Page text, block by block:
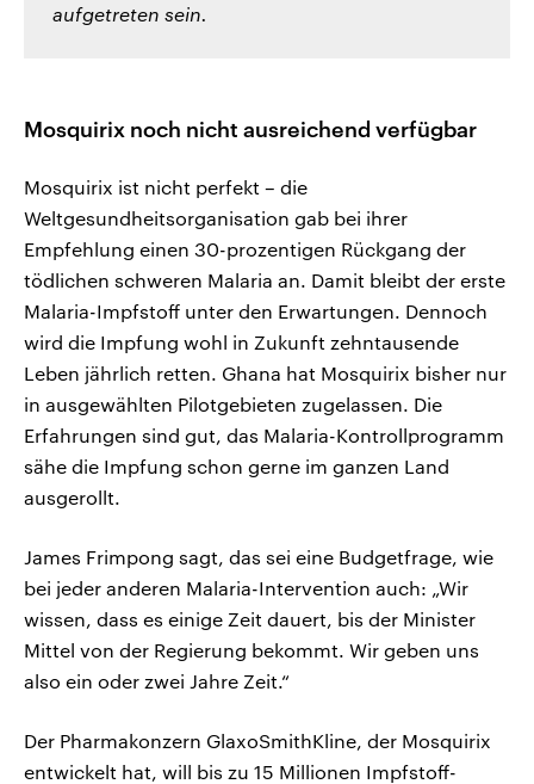
aufgetreten sein.
Mosquirix noch nicht ausreichend verfügbar
Mosquirix ist nicht perfekt – die
Weltgesundheitsorganisation gab bei ihrer
Empfehlung einen 30-prozentigen Rückgang der
tödlichen schweren Malaria an. Damit bleibt der erste
Malaria-Impfstoff unter den Erwartungen. Dennoch
wird die Impfung wohl in Zukunft zehntausende
Leben jährlich retten. Ghana hat Mosquirix bisher nur
in ausgewählten Pilotgebieten zugelassen. Die
Erfahrungen sind gut, das Malaria-Kontrollprogramm
sähe die Impfung schon gerne im ganzen Land
ausgerollt.
James Frimpong sagt, das sei eine Budgetfrage, wie
bei jeder anderen Malaria-Intervention auch: „Wir
wissen, dass es einige Zeit dauert, bis der Minister
Mittel von der Regierung bekommt. Wir geben uns
also ein oder zwei Jahre Zeit.“
Der Pharmakonzern GlaxoSmithKline, der Mosquirix
entwickelt hat, will bis zu 15 Millionen Impfstoff-